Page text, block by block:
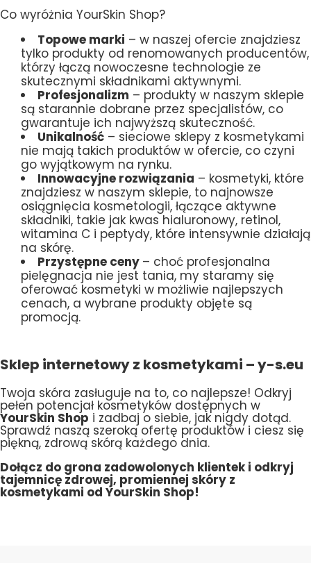
Co wyróżnia YourSkin Shop?
Topowe marki – w naszej ofercie znajdziesz
tylko produkty od renomowanych producentów,
którzy łączą nowoczesne technologie ze
skutecznymi składnikami aktywnymi.
Profesjonalizm – produkty w naszym sklepie
są starannie dobrane przez specjalistów, co
gwarantuje ich najwyższą skuteczność.
Unikalność – sieciowe sklepy z kosmetykami
nie mają takich produktów w ofercie, co czyni
go wyjątkowym na rynku.
Innowacyjne rozwiązania – kosmetyki, które
znajdziesz w naszym sklepie, to najnowsze
osiągnięcia kosmetologii, łączące aktywne
składniki, takie jak kwas hialuronowy, retinol,
witamina C i peptydy, które intensywnie działają
na skórę.
Przystępne ceny – choć profesjonalna
pielęgnacja nie jest tania, my staramy się
oferować kosmetyki w możliwie najlepszych
cenach, a wybrane produkty objęte są
promocją.
Sklep internetowy z kosmetykami – y-s.eu
Twoja skóra zasługuje na to, co najlepsze! Odkryj
pełen potencjał kosmetyków dostępnych w
YourSkin Shop i zadbaj o siebie, jak nigdy dotąd.
Sprawdź naszą szeroką ofertę produktów i ciesz się
piękną, zdrową skórą każdego dnia.
Dołącz do grona zadowolonych klientek i odkryj
tajemnicę zdrowej, promiennej skóry z
kosmetykami od YourSkin Shop!